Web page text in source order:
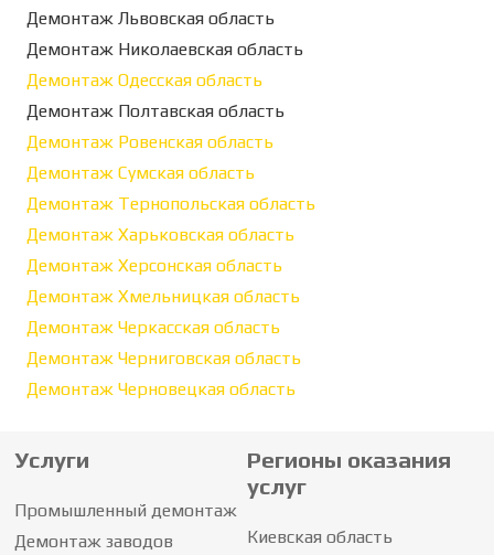
Демонтаж Львовская область
Демонтаж Николаевская область
Демонтаж Одесская область
Демонтаж Полтавская область
Демонтаж Ровенская область
Демонтаж Сумская область
Демонтаж Тернопольская область
Демонтаж Харьковская область
Демонтаж Херсонская область
Демонтаж Хмельницкая область
Демонтаж Черкасская область
Демонтаж Черниговская область
Демонтаж Черновецкая область
Услуги
Промышленный демонтаж
Демонтаж заводов
Регионы оказания
услуг
Киевская область